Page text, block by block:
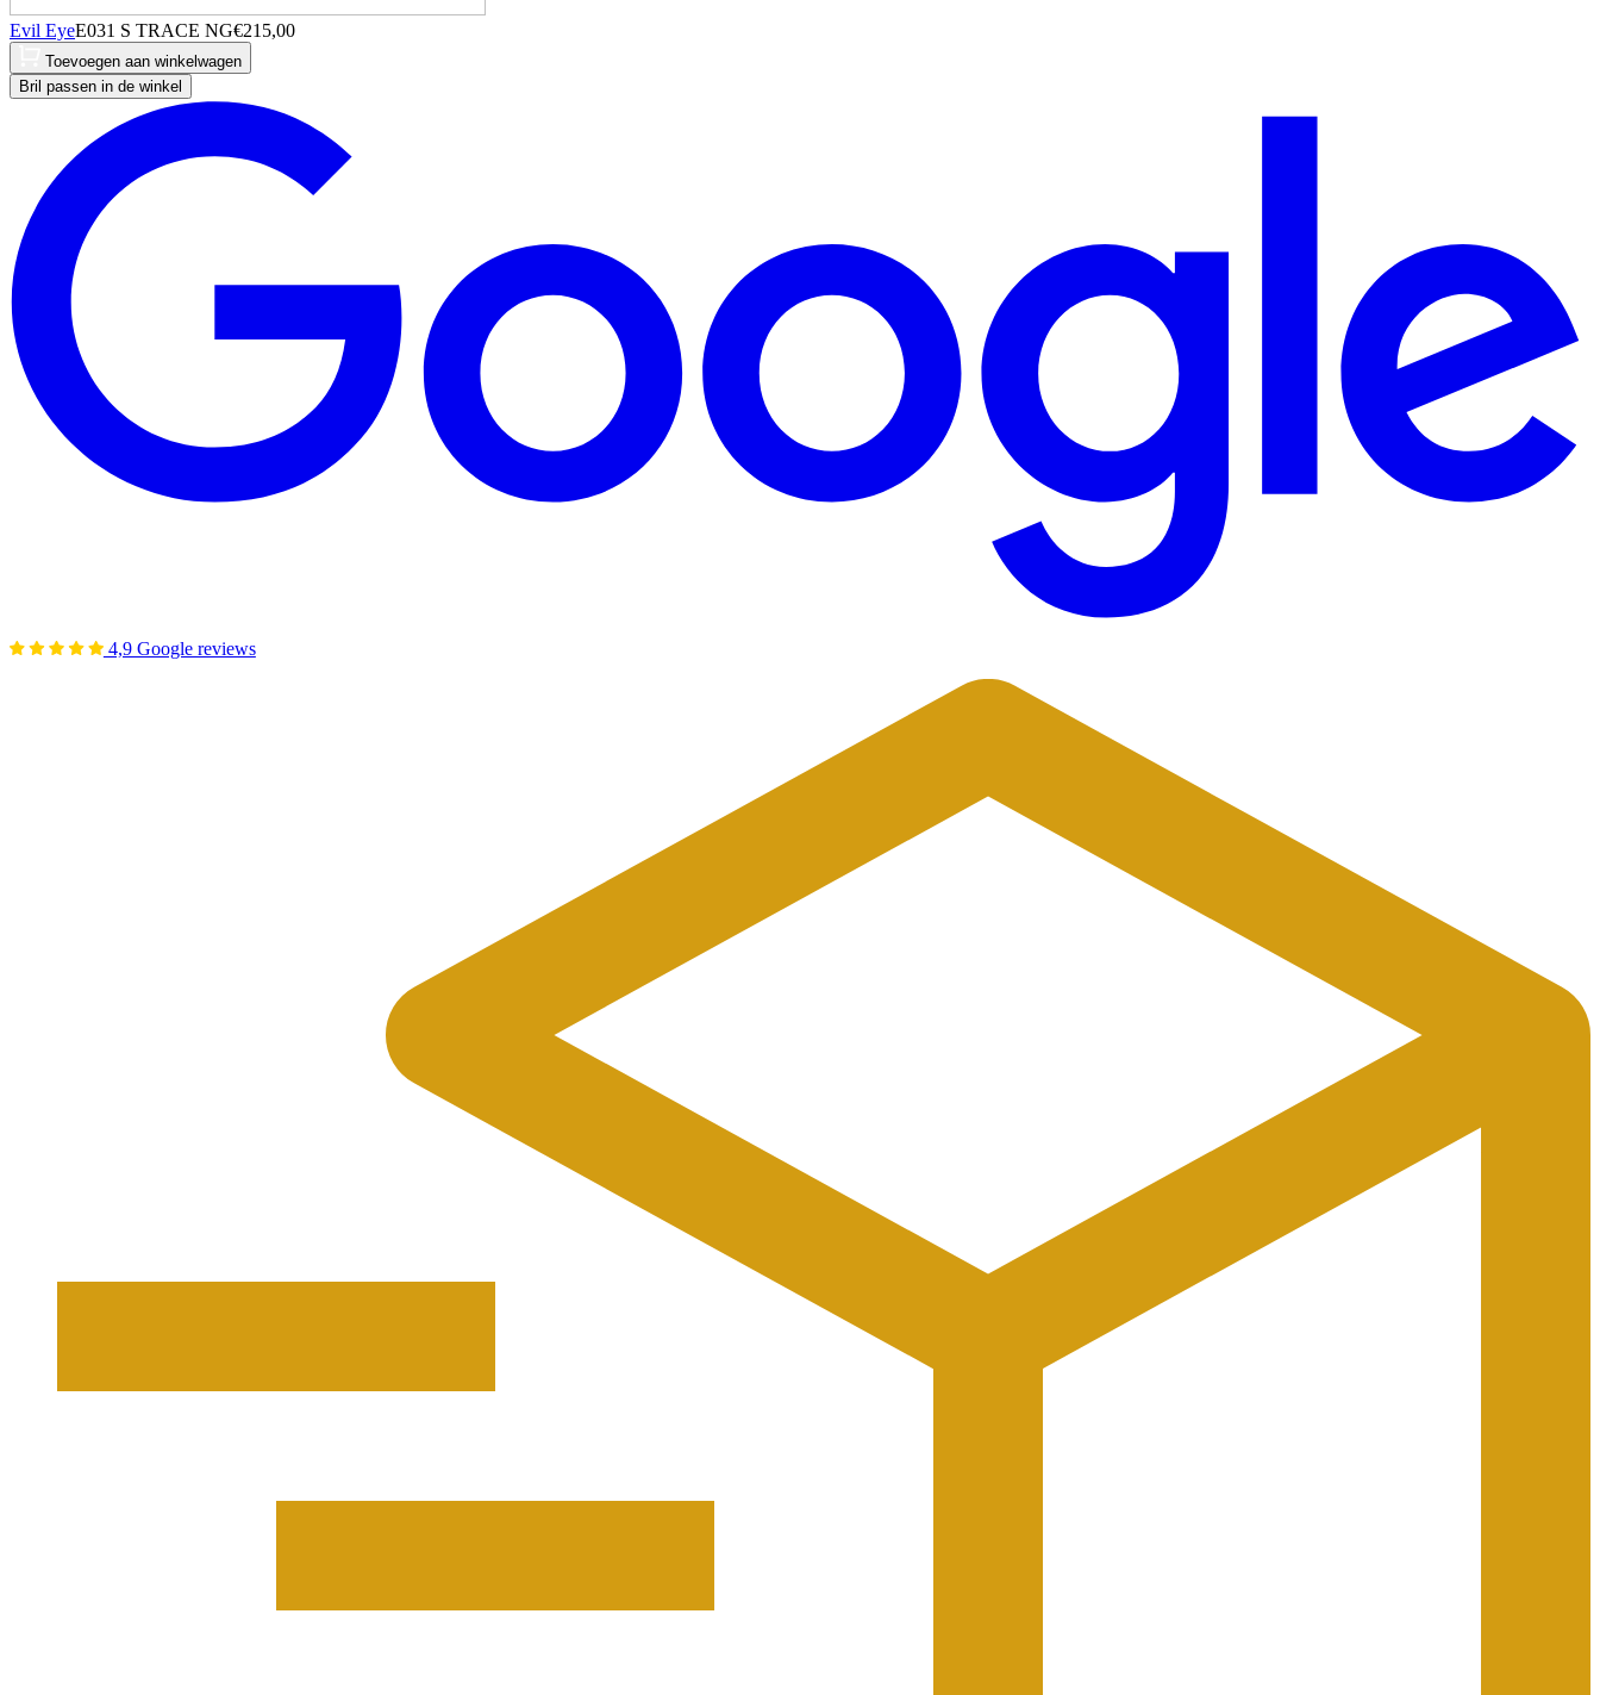
Evil EyeE031 S TRACE NG€215,00
Toevoegen aan winkelwagen
Bril passen in de winkel
4,9 Google reviews